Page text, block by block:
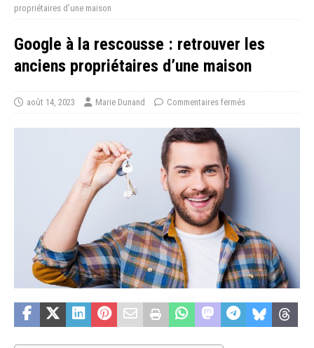
propriétaires d’une maison
Google à la rescousse : retrouver les
anciens propriétaires d’une maison
août 14, 2023 Marie Dunand Commentaires fermés